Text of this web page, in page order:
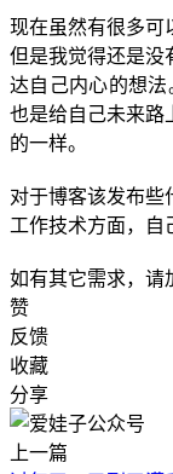
现在虽然有很多可
但是我觉得还是没
达自己内心的想法
也是给自己未来路
的一样。
对于博客该发布些
工作技术方面，自
如有其它需求，请
赞
反馈
收藏
分享
上一篇